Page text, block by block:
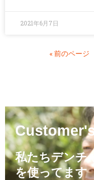
2021年6月7日
« 前のページ
私たちデンチ
を使ってます